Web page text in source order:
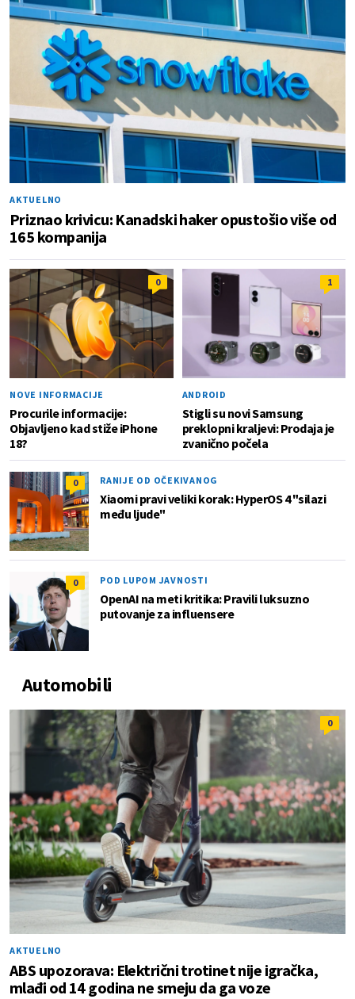
AKTUELNO
Priznao krivicu: Kanadski haker opustošio više od
165 kompanija
0
NOVE INFORMACIJE
Procurile informacije:
Objavljeno kad stiže iPhone
18?
1
ANDROID
Stigli su novi Samsung
preklopni kraljevi: Prodaja je
zvanično počela
0 RANIJE OD OČEKIVANOG
Xiaomi pravi veliki korak: HyperOS 4 "silazi
među ljude"
0 POD LUPOM JAVNOSTI
OpenAI na meti kritika: Pravili luksuzno
putovanje za influensere
Automobili
0
AKTUELNO
ABS upozorava: Električni trotinet nije igračka,
mlađi od 14 godina ne smeju da ga voze